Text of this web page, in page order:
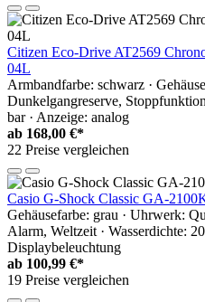
Citizen Eco-Drive AT2569
04L
Armbandfarbe: schwarz ·
Dunkelgangreserve,
bar · Anzeige: analog
ab 168,00 €*
22 Preise vergleichen
Casio G-Shock Classic GA-
Gehäusefarbe: grau · Uhrwerk:
Alarm, Weltzeit · Wasserdichte:
Displaybeleuchtung
ab 100,99 €*
19 Preise vergleichen